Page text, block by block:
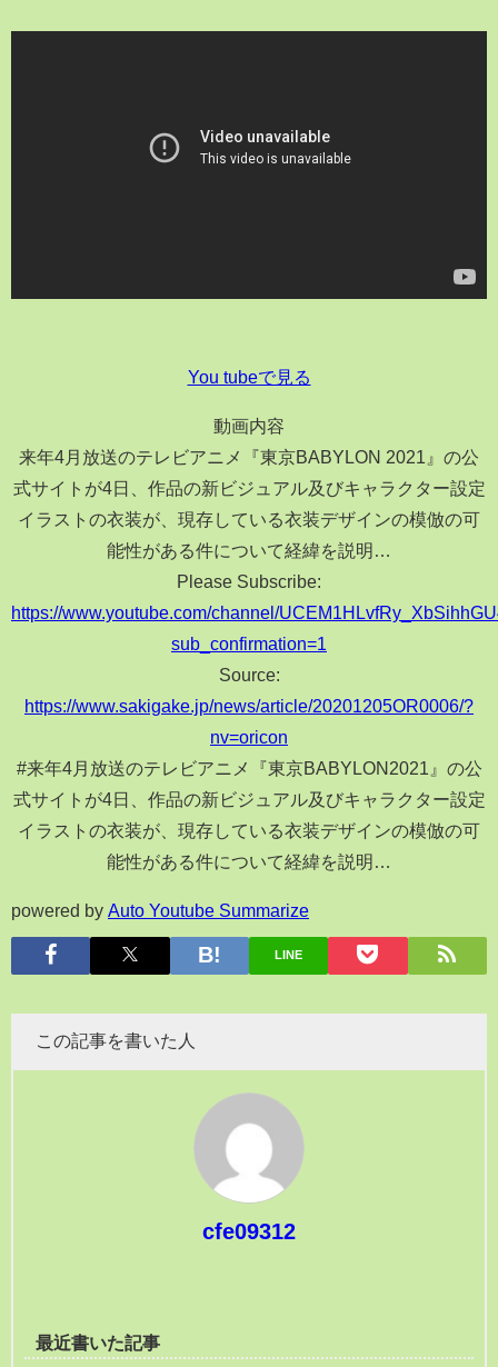
You tubeで見る
動画内容
来年4月放送のテレビアニメ『東京BABYLON 2021』の公
式サイトが4日、作品の新ビジュアル及びキャラクター設定
イラストの衣装が、現存している衣装デザインの模倣の可
能性がある件について経緯を説明…
Please Subscribe:
https://www.youtube.com/channel/
sub_confirmation=1
Source:
https://www.sakigake.jp/news/article/20201205OR0006/?
nv=oricon
#来年4月放送のテレビアニメ『東京BABYLON2021』の公
式サイトが4日、作品の新ビジュアル及びキャラクター設定
イラストの衣装が、現存している衣装デザインの模倣の可
能性がある件について経緯を説明…
powered by Auto Youtube Summarize
LINE
この記事を書いた人
cfe09312
最近書いた記事